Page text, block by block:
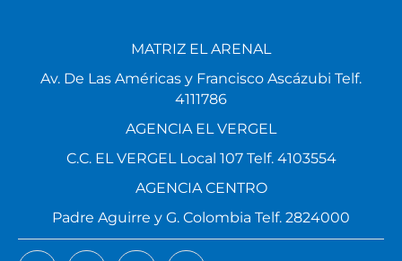
MATRIZ EL ARENAL
Av. De Las Américas y Francisco Ascázubi Telf.
4111786
AGENCIA EL VERGEL
C.C. EL VERGEL Local 107 Telf. 4103554
AGENCIA CENTRO
Padre Aguirre y G. Colombia Telf. 2824000